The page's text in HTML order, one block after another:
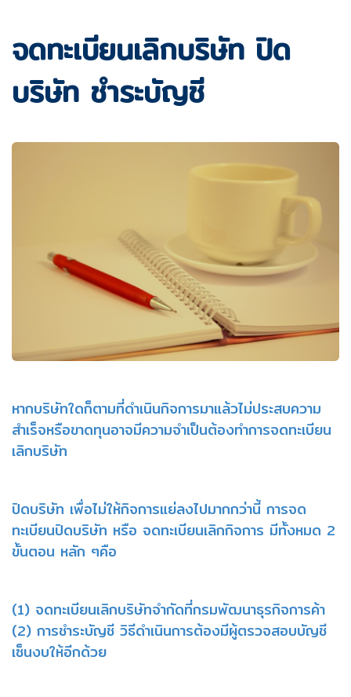
จดทะเบียนเลิกบริษัท ปิด
บริษัท ชำระบัญชี
หากบริษัทใดก็ตามที่ดำเนินกิจการมาแล้วไม่ประสบความ
สำเร็จหรือขาดทุนอาจมีความจำเป็นต้องทำการจดทะเบียน
เลิกบริษัท
ปิดบริษัท เพื่อไม่ให้กิจการแย่ลงไปมากกว่านี้ การจด
ทะเบียนปิดบริษัท หรือ จดทะเบียนเลิกกิจการ มีทั้งหมด 2
ขั้นตอน หลัก ๆคือ
(1) จดทะเบียนเลิกบริษัทจำกัดที่กรมพัฒนาธุรกิจการค้า
(2) การชำระบัญชี วิธีดำเนินการต้องมีผู้ตรวจสอบบัญชี
เซ็นงบให้อีกด้วย